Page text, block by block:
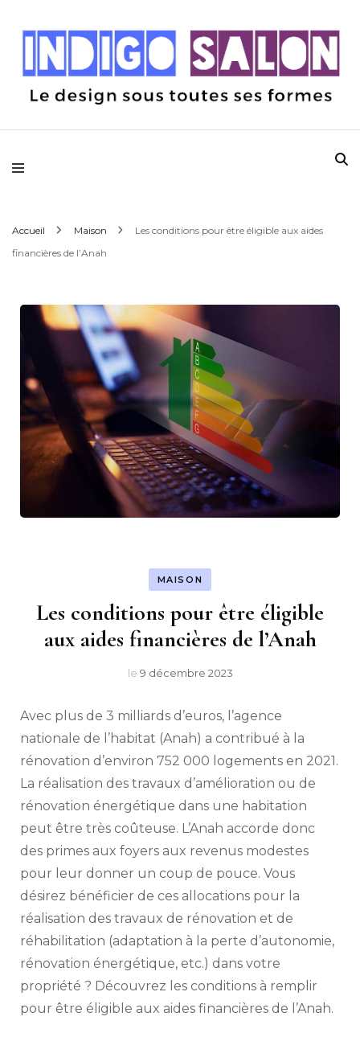
Indigo Salon
Accueil Maison
Les conditions pour être éligible aux aides
financières de l’Anah
MAISON
Les conditions pour être éligible
aux aides financières de l’Anah
le 9 décembre 2023
Avec plus de 3 milliards d’euros, l’agence
nationale de l’habitat (Anah) a contribué à la
rénovation d’environ 752 000 logements en 2021.
La réalisation des travaux d’amélioration ou de
rénovation énergétique dans une habitation
peut être très coûteuse. L’Anah accorde donc
des primes aux foyers aux revenus modestes
pour leur donner un coup de pouce. Vous
désirez bénéficier de ces allocations pour la
réalisation des travaux de rénovation et de
réhabilitation (adaptation à la perte d’autonomie,
rénovation énergétique, etc.) dans votre
propriété ? Découvrez les conditions à remplir
pour être éligible aux aides financières de l’Anah.